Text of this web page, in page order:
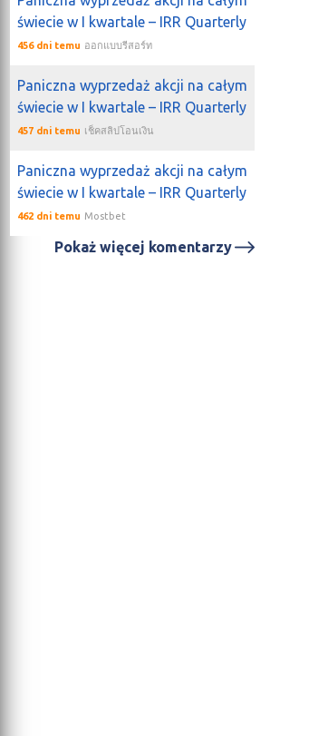
świecie w I kwartale – IRR Quarterly
456 dni temu ออกแบบรีสอร์ท
Paniczna wyprzedaż akcji na całym
świecie w I kwartale – IRR Quarterly
457 dni temu เช็คสลิปโอนเงิน
Paniczna wyprzedaż akcji na całym
świecie w I kwartale – IRR Quarterly
462 dni temu Mostbet
Pokaż więcej komentarzy